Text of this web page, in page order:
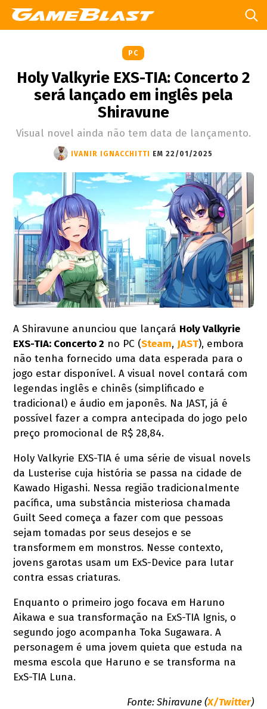
PC
Holy Valkyrie EXS-TIA: Concerto 2
será lançado em inglês pela
Shiravune
Visual novel ainda não tem data de lançamento.
IVANIR IGNACCHITTI EM 22/01/2025
A Shiravune anunciou que lançará Holy Valkyrie
EXS-TIA: Concerto 2 no PC (Steam, JAST), embora
não tenha fornecido uma data esperada para o
jogo estar disponível. A visual novel contará com
legendas inglês e chinês (simplificado e
tradicional) e áudio em japonês. Na JAST, já é
possível fazer a compra antecipada do jogo pelo
preço promocional de R$ 28,84.
Holy Valkyrie EXS-TIA é uma série de visual novels
da Lusterise cuja história se passa na cidade de
Kawado Higashi. Nessa região tradicionalmente
pacífica, uma substância misteriosa chamada
Guilt Seed começa a fazer com que pessoas
sejam tomadas por seus desejos e se
transformem em monstros. Nesse contexto,
jovens garotas usam um ExS-Device para lutar
contra essas criaturas.
Enquanto o primeiro jogo focava em Haruno
Aikawa e sua transformação na ExS-TIA Ignis, o
segundo jogo acompanha Toka Sugawara. A
personagem é uma jovem quieta que estuda na
mesma escola que Haruno e se transforma na
ExS-TIA Luna.
Fonte: Shiravune (X/Twitter)